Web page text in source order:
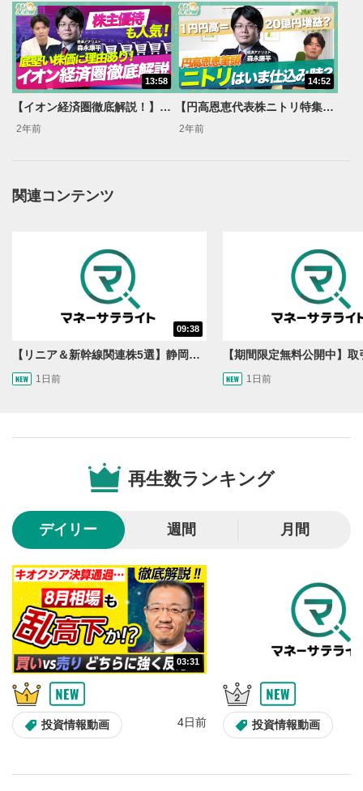
動画再生エリアをクリックすると、動画を再生または
一時停止します。
2
動画タイトル
動画タイトルが表示されます。クリックすると
YouTubeサイトに移動します。
ー内にあります。
SNSやメールなどで動画を共有・シェアすることがで
きます。
スマートフォンで視聴の場合は動画再生エリア右上のメニュ
ー内にあります。
再生位置を示しています。再生したい位置をクリック
するとその位置から動画が再生されます。
スライダーを上下すると音量が調整できます。
してください。
字幕設定
クリックすると字幕を付けることができます。
字幕は自動生成です。
スマートフォンで視聴の場合は画面右下の設定(歯車マーク)
より選択できます。
9
再生速度/画質の設定
画質の選択/再生速度の変更ができます。
より選択できます。
10
YouTubeリンク
11 全画面表示
13:58
【イオン経済圏徹底解説！】いまさら聞けない「経済圏」ビジネス【森永'sVIEW】
2年前
14:52
【円高恩恵代表株ニトリ特集】円安続いても業績を安定させた敏腕経営／他の円高恩恵銘柄もご紹介【森永'sVIEW】
2年前
関連コンテンツ
09:38
【リニア＆新幹線関連株5選】静岡県知事の承認でリニア路線工事進展！北陸新幹線も「小浜・京都ルート」再決定！関連する注目の銘柄は？＜たけぞうNEWS＞
1日前 1日前
再生数ランキング
デイリー 週間 月間
03:31
投資情報動画 4日前 投資情報動画